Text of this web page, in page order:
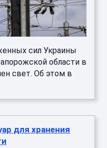
сил Украины
области в
свет. Об этом в
для хранения